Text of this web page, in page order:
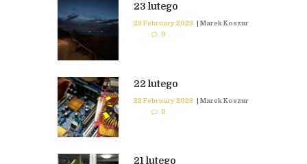
23 lutego
23 February 2023 | Marek Koszur
0
22 lutego
22 February 2023 | Marek Koszur
0
21 lutego